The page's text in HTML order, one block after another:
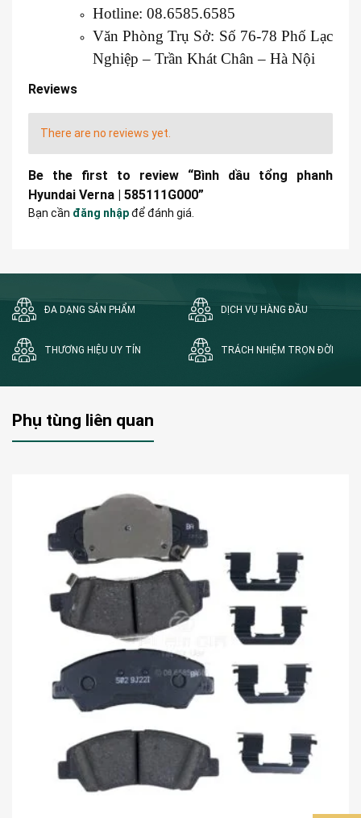
Hotline: 08.6585.6585
Văn Phòng Trụ Sở: Số 76-78 Phố Lạc
Nghiệp – Trần Khát Chân – Hà Nội
Reviews
There are no reviews yet.
Be the first to review “Bình dầu tổng phanh
Hyundai Verna | 585111G000”
Bạn cần đăng nhậpđể đánh giá.
ĐA DẠNG SẢN PHẨM DỊCH VỤ HÀNG ĐẦU
THƯƠNG HIỆU UY TÍN TRÁCH NHIỆM TRỌN ĐỜI
Phụ tùng liên quan